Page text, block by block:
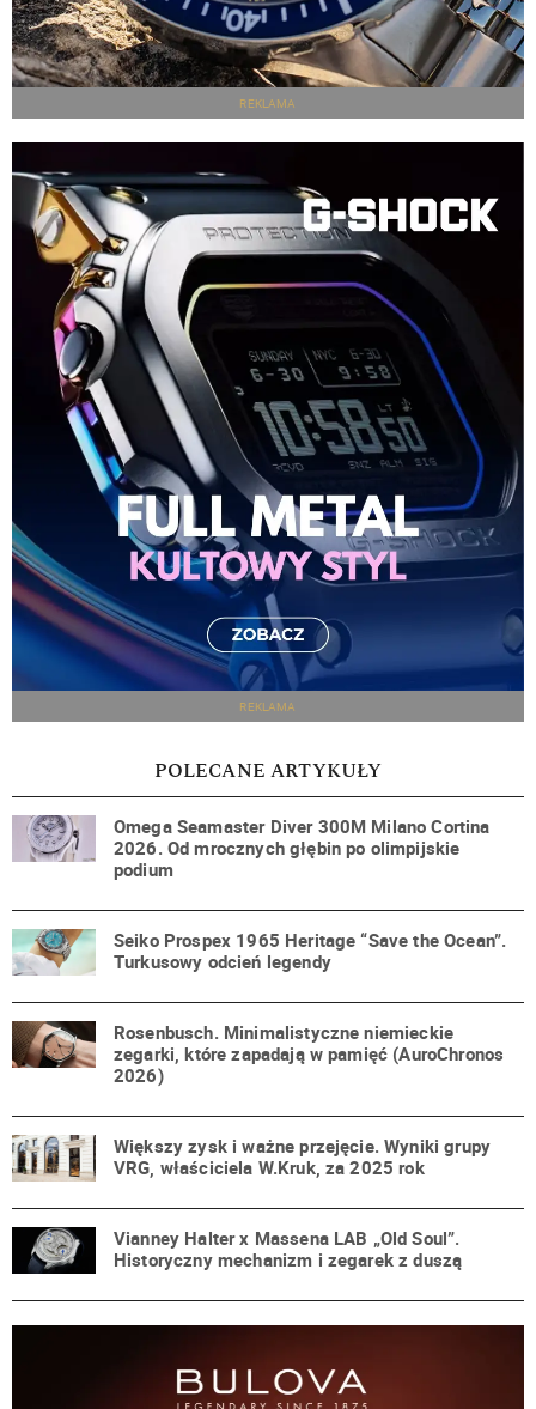
REKLAMA
REKLAMA
POLECANE ARTYKUŁY
Omega Seamaster Diver 300M Milano Cortina
2026. Od mrocznych głębin po olimpijskie
podium
Seiko Prospex 1965 Heritage “Save the Ocean”.
Turkusowy odcień legendy
Rosenbusch. Minimalistyczne niemieckie
zegarki, które zapadają w pamięć (AuroChronos
2026)
Większy zysk i ważne przejęcie. Wyniki grupy
VRG, właściciela W.Kruk, za 2025 rok
Vianney Halter x Massena LAB „Old Soul”.
Historyczny mechanizm i zegarek z duszą